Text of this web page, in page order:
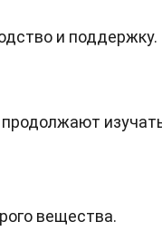
и поддержку.
вещества.